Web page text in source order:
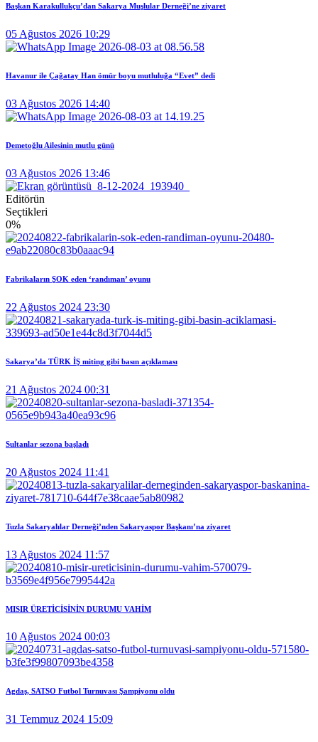
Başkan Karakullukçu’dan Sakarya Muşlular Derneği’ne ziyaret
05 Ağustos 2026 10:29
Havanur ile Çağatay Han ömür boyu mutluluğa “Evet” dedi
03 Ağustos 2026 14:40
Demetoğlu Ailesinin mutlu günü
03 Ağustos 2026 13:46
Editörün
Seçtikleri
0%
Fabrikaların ŞOK eden ‘randıman’ oyunu
22 Ağustos 2024 23:30
Sakarya’da TÜRK İŞ miting gibi basın açıklaması
21 Ağustos 2024 00:31
Sultanlar sezona başladı
20 Ağustos 2024 11:41
Tuzla Sakaryalılar Derneği’nden Sakaryaspor Başkanı’na ziyaret
13 Ağustos 2024 11:57
MISIR ÜRETİCİSİNİN DURUMU VAHİM
10 Ağustos 2024 00:03
Agdaş, SATSO Futbol Turnuvası Şampiyonu oldu
31 Temmuz 2024 15:09